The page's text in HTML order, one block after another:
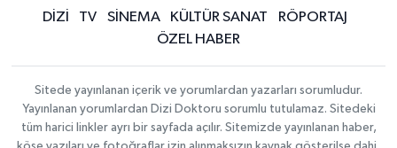
DİZİ TV SİNEMA KÜLTÜR SANAT
RÖPORTAJ
ÖZEL HABER
Sitede yayınlanan içerik ve yorumlardan yazarları sorumludur.
Yayınlanan yorumlardan Dizi Doktoru sorumlu tutulamaz. Sitedeki
tüm harici linkler ayrı bir sayfada açılır. Sitemizde yayınlanan haber,